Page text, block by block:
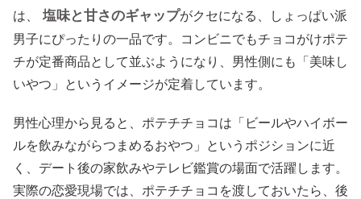
は、
塩味と甘さのギャップがクセになる、しょっぱい派
男子にぴったりの一品です。コンビニでもチョコがけポテ
チが定番商品として並ぶようになり、男性側にも「美味し
いやつ」というイメージが定着しています。
男性心理から見ると、ポテチチョコは「ビールやハイボー
ルを飲みながらつまめるおやつ」というポジションに近
く、デート後の家飲みやテレビ鑑賞の場面で活躍します。
実際の恋愛現場では、ポテチチョコを渡しておいたら、後